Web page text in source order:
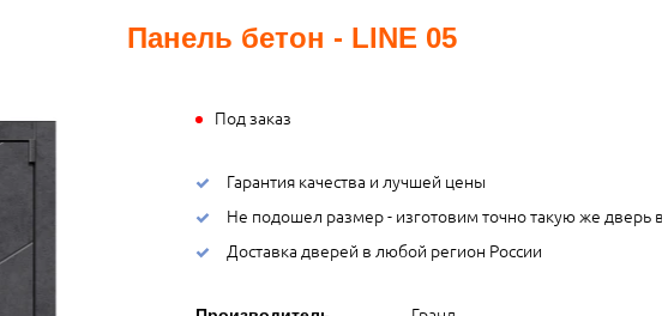
Панель бетон - LINE 05
Под заказ
Гарантия качества и лучшей цены
Не подошел размер - изготовим точно такую же
Доставка дверей в любой регион России